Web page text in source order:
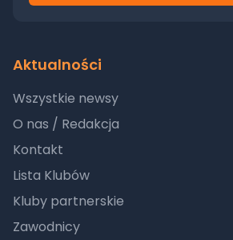
Aktualności
Wszystkie newsy
O nas / Redakcja
Kontakt
Lista Klubów
Kluby partnerskie
Zawodnicy